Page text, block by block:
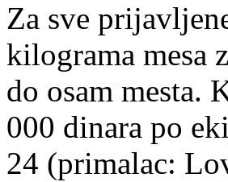
Za sve
kilograma mesa
do osam mesta.
000 dinara po
24 (primalac: